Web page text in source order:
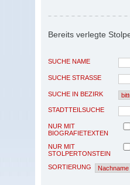
Bereits verlegte
SUCHE NAME
SUCHE STRASSE
SUCHE IN BEZIRK
STADTTEILSUCHE
NUR MIT
BIOGRAFIETEXTEN
NUR MIT
STOLPERTONSTEIN
SORTIERUNG